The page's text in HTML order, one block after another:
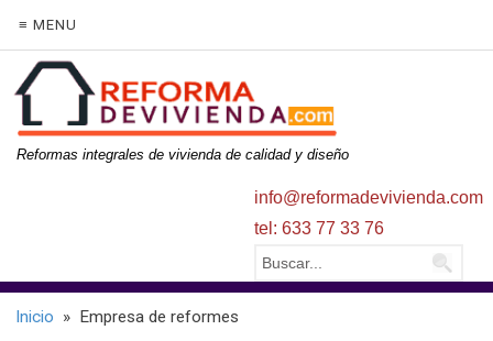
≡ MENU
Reformas integrales de vivienda de calidad y diseño
info@reformadevivienda.com
tel: 633 77 33 76
Inicio » Empresa de reformes